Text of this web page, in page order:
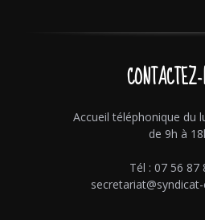
Accueil téléphonique du
de 9h à
Tél : 07 56 87